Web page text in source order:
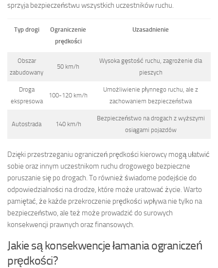
sprzyja bezpieczeństwu wszystkich uczestników ruchu.
Typ drogi
Ograniczenie
prędkości
Uzasadnienie
Obszar
zabudowany
50 km/h
Wysoka gęstość ruchu, zagrożenie dla
pieszych
Droga
ekspresowa
100-120 km/h
Umożliwienie płynnego ruchu, ale z
zachowaniem bezpieczeństwa
Autostrada 140 km/h
Bezpieczeństwo na drogach z wyższymi
osiągami pojazdów
Dzięki przestrzeganiu ograniczeń prędkości kierowcy mogą ułatwić
sobie oraz innym uczestnikom ruchu drogowego bezpieczne
poruszanie się po drogach. To również świadome podejście do
odpowiedzialności na drodze, które może uratować życie. Warto
pamiętać, że każde przekroczenie prędkości wpływa nie tylko na
bezpieczeństwo, ale też może prowadzić do surowych
konsekwencji prawnych oraz finansowych.
Jakie są konsekwencje łamania ograniczeń
prędkości?